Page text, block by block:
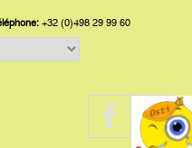
+32 (0)498 29 99 60